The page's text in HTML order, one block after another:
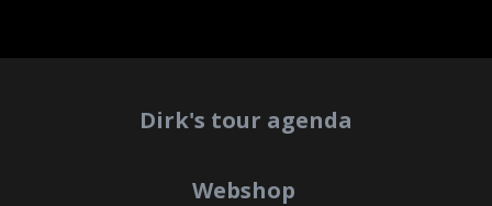
Dirk's tour agenda
Webshop